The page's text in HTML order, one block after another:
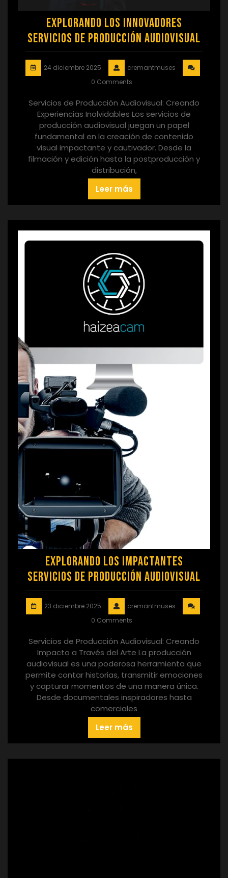
Explorando los Innovadores
Servicios de Producción Audiovisual
24 diciembre 2025
cremantmuses
0 Comments
Servicios de Producción Audiovisual: Creando
Experiencias Inolvidables Los servicios de
producción audiovisual juegan un papel
fundamental en la creación de contenido
visual impactante y cautivador. Desde la
filmación y edición hasta la postproducción y
distribución,
Leer más
Explorando los Impactantes
Servicios de Producción Audiovisual
23 diciembre 2025
cremantmuses
0 Comments
Servicios de Producción Audiovisual: Creando
Impacto a Través del Arte La producción
audiovisual es una poderosa herramienta que
permite contar historias, transmitir emociones
y capturar momentos de una manera única.
Desde documentales inspiradores hasta
comerciales
Leer más